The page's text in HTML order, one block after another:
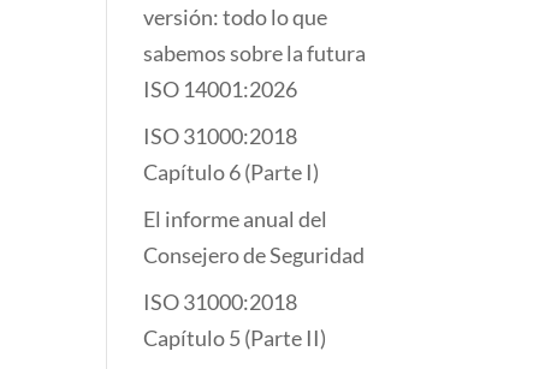
versión: todo lo que
sabemos sobre la futura
ISO 14001:2026
ISO 31000:2018
Capítulo 6 (Parte I)
El informe anual del
Consejero de Seguridad
ISO 31000:2018
Capítulo 5 (Parte II)